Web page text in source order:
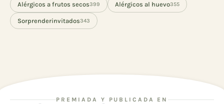
Alérgicos a frutos secos399 Alérgicos al huevo355
Sorprenderinvitados343
PREMIADA Y PUBLICADA EN